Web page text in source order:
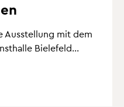
Aus­stel­lung mit dem
Bie­le­feld...